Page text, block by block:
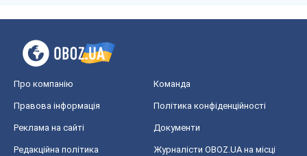
Про компанію Команда
Правова інформація Політика конфіденційності
Реклама на сайті Документи
Редакційна політика
Журналісти OBOZ.UA на місці